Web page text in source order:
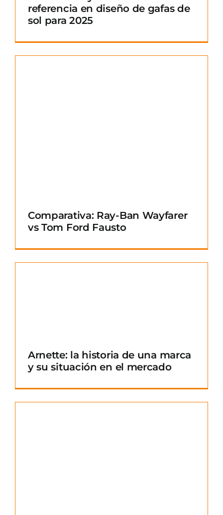
referencia en diseño de gafas de
sol para 2025
Comparativa: Ray-Ban Wayfarer
vs Tom Ford Fausto
Arnette: la historia de una marca
y su situación en el mercado